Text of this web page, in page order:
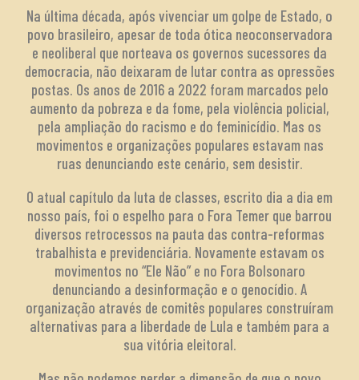
Na última década, após vivenciar um golpe de Estado, o
povo brasileiro, apesar de toda ótica neoconservadora
e neoliberal que norteava os governos sucessores da
democracia, não deixaram de lutar contra as opressões
postas. Os anos de 2016 a 2022 foram marcados pelo
aumento da pobreza e da fome, pela violência policial,
pela ampliação do racismo e do feminicídio. Mas os
movimentos e organizações populares estavam nas
ruas denunciando este cenário, sem desistir.
O atual capítulo da luta de classes, escrito dia a dia em
nosso país, foi o espelho para o Fora Temer que barrou
diversos retrocessos na pauta das contra-reformas
trabalhista e previdenciária. Novamente estavam os
movimentos no “Ele Não” e no Fora Bolsonaro
denunciando a desinformação e o genocídio. A
organização através de comitês populares construíram
alternativas para a liberdade de Lula e também para a
sua vitória eleitoral.